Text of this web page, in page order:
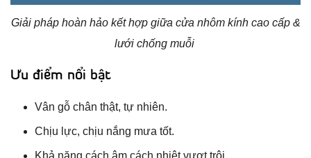
Giải pháp hoàn hảo kết hợp giữa cửa nhôm kính cao cấp &
lưới chống muỗi
Ưu điểm nổi bật
Vân gỗ chân thật, tự nhiên.
Chịu lực, chịu nắng mưa tốt.
Khả năng cách âm cách nhiệt vượt trội.